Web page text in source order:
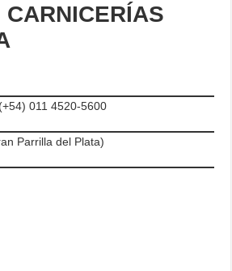
CARNICERÍAS
011 4520-5600
Parrilla del Plata)